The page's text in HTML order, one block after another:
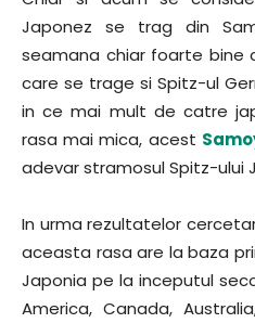
Japonez se trag din
seamana chiar foarte bine
care se trage si Spitz-ul
in ce mai mult de catre
rasa mai mica, acest
adevar stramosul Spitz-ului
In urma rezultatelor
aceasta rasa are la baza
Japonia pe la inceputul
America, Canada,